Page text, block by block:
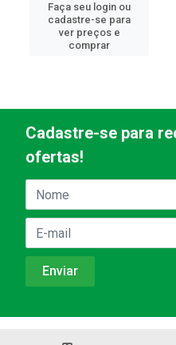
Faça seu login ou
cadastre-se para
ver preços e
comprar
Cadastre-se para
ofertas!